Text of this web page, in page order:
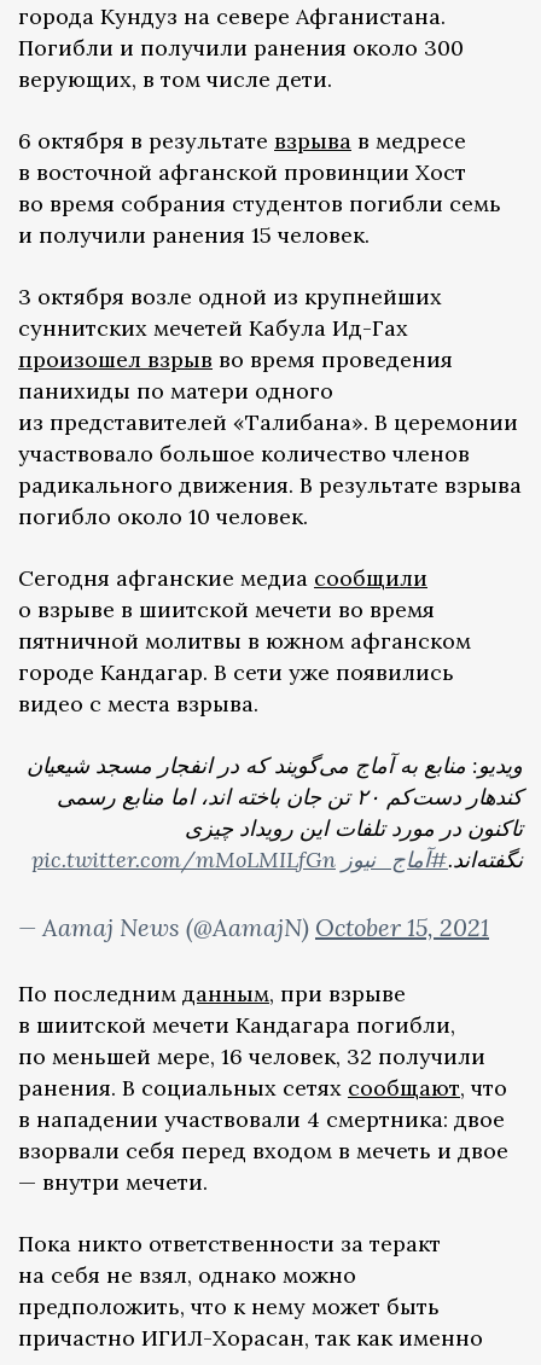
города Кундуз на севере Афганистана.
Погибли и получили ранения около 300
верующих, в том числе дети.
6 октября в результате взрыва в медресе
в восточной афганской провинции Хост
во время собрания студентов погибли семь
и получили ранения 15 человек.
3 октября возле одной из крупнейших
суннитских мечетей Кабула Ид-Гах
произошел взрыв во время проведения
панихиды по матери одного
из представителей «Талибана». В церемонии
участвовало большое количество членов
радикального движения. В результате взрыва
погибло около 10 человек.
Сегодня афганские медиа сообщили
о взрыве в шиитской мечети во время
пятничной молитвы в южном афганском
городе Кандагар. В сети уже появились
видео с места взрыва.
ویدیو: منابع به آماج می‌گویند که در انفجار مسجد شیعیان
کندهار دست‌کم ۲۰ تن جان باخته اند، اما منابع رسمی
تاکنون در مورد تلفات این رویداد چیزی
نگفته‌اند.#آماج_نیوز pic.twitter.com/mMoLMILfGn
— Aamaj News (@AamajN) October 15, 2021
По последним данным, при взрыве
в шиитской мечети Кандагара погибли,
по меньшей мере, 16 человек, 32 получили
ранения. В социальных сетях сообщают, что
в нападении участвовали 4 смертника: двое
взорвали себя перед входом в мечеть и двое
— внутри мечети.
Пока никто ответственности за теракт
на себя не взял, однако можно
предположить, что к нему может быть
причастно ИГИЛ-Хорасан, так как именно